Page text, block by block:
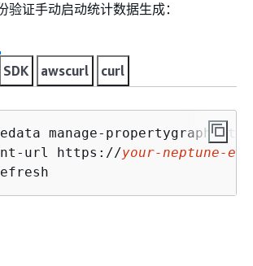
验证手动启动统计数据生成：
SDK awscurl curl
manage-propertygraph-
url https://
your-neptune-